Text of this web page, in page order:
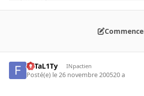
FaTaL1Ty INpactien
Posté(e) le 26 novembre 200520 a